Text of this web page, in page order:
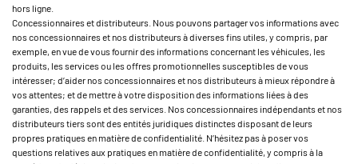
hors ligne.
Concessionnaires et distributeurs. Nous pouvons partager vos informations avec
nos concessionnaires et nos distributeurs à diverses fins utiles, y compris, par
exemple, en vue de vous fournir des informations concernant les véhicules, les
produits, les services ou les offres promotionnelles susceptibles de vous
intéresser; d’aider nos concessionnaires et nos distributeurs à mieux répondre à
vos attentes; et de mettre à votre disposition des informations liées à des
garanties, des rappels et des services. Nos concessionnaires indépendants et nos
distributeurs tiers sont des entités juridiques distinctes disposant de leurs
propres pratiques en matière de confidentialité. N’hésitez pas à poser vos
questions relatives aux pratiques en matière de confidentialité, y compris à la